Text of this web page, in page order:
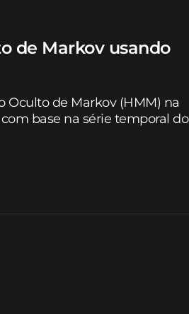
de Markov usando
Oculto de Markov (HMM) na
base na série temporal do